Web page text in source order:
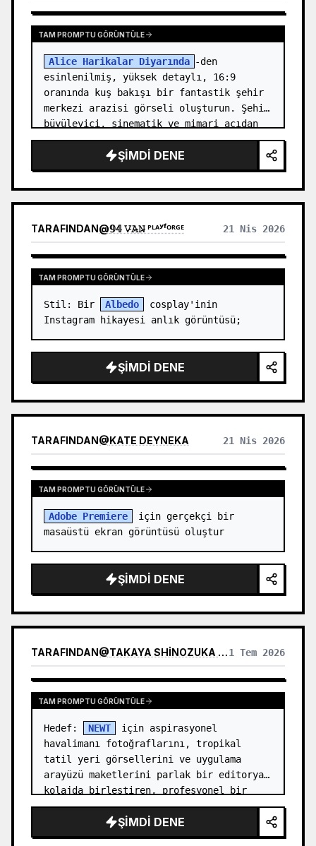
- genel t…
TAM PROMPTU GÖRÜNTÜLE
Alice Harikalar Diyarında -den
esinlenilmiş, yüksek detaylı, 16:9
oranında kuş bakışı bir fantastik şehir
merkezi arazisi görseli oluşturun. Şehir
büyüleyici, sinematik ve mimari açıdan
etkileyici hissettirmeli: iskambil…
ŞIMDI DENE
TARAFINDAN@𝟡𝟜 𝚅̷𝙰̷𝙽̷ ᴾᴸᴬʸᶠᴼᴿᴳᴱ 21 Nis 2026
TAM PROMPTU GÖRÜNTÜLE
Stil: Bir Albedo
cosplay'inin
Instagram hikayesi anlık görüntüsü;
ŞIMDI DENE
TARAFINDAN@KATE DEYNEKA 21 Nis 2026
TAM PROMPTU GÖRÜNTÜLE
Adobe Premiere
için gerçekçi bir
masaüstü ekran görüntüsü oluştur
ŞIMDI DENE
TARAFINDAN@TAKAYA SHINOZUKA / CEO OF REIWA TRAVEL 1 Tem 2026
TAM PROMPTU GÖRÜNTÜLE
Hedef: NEWT
için aspirasyonel
havalimanı fotoğraflarını, tropikal
tatil yeri görsellerini ve uygulama
arayüzü maketlerini parlak bir editoryal
kolajda birleştiren, profesyonel bir
Japon seyahat hizmeti lansman reklamı
ŞIMDI DENE